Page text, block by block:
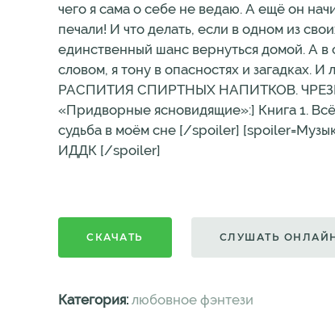
чего я сама о себе не ведаю. А ещё он
печали! И что делать, если в одном из
единственный шанс вернуться домой. А
словом, я тону в опасностях и
РАСПИТИЯ СПИРТНЫХ НАПИТКОВ.
«Придворные ясновидящие»:] Книга 1.
судьба в моём сне [/spoiler]
ИДДК [/spoiler]
СКАЧАТЬ СЛУШАТЬ
Категория: любовное фэнтези